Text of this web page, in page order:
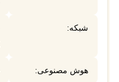
شبکه:
هوش مصنوعی: